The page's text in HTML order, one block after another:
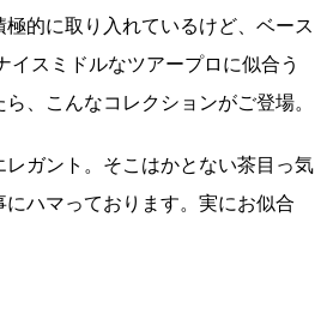
的に取り入れているけど、ベース
イスミドルなツアープロに似合う
、こんなコレクションがご登場。
ガント。そこはかとない茶目っ気
にハマっております。実にお似合